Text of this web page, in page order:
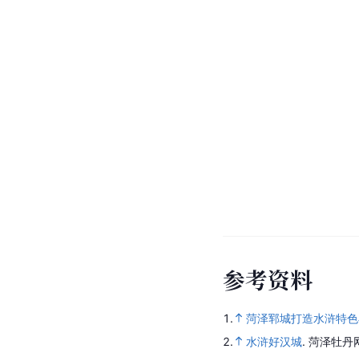
参考资料
1.
菏泽郓城打造水浒特
2.
水浒好汉城. 菏泽牡丹